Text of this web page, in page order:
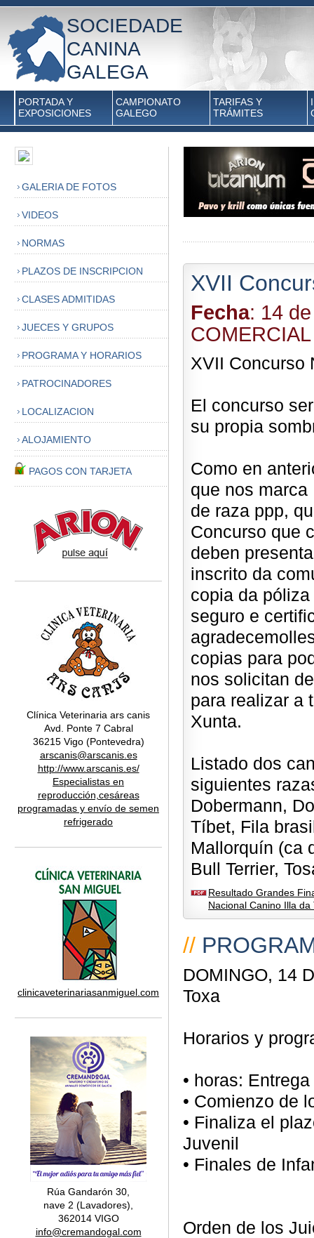
SOCIEDADE
CANINA
GALEGA
PORTADA Y
EXPOSICIONES
CAMPIONATO
GALEGO
TARIFAS Y
TRÁMITES
GALERIA DE FOTOS
VIDEOS
NORMAS
PLAZOS DE INSCRIPCION
CLASES ADMITIDAS
JUECES Y GRUPOS
PROGRAMA Y HORARIOS
PATROCINADORES
LOCALIZACION
ALOJAMIENTO
PAGOS CON TARJETA
Clínica Veterinaria ars canis
Avd. Ponte 7 Cabral
36215 Vigo (Pontevedra)
arscanis@arscanis.es
http://www.arscanis.es/
Especialistas en
reproducción,cesáreas
programadas y envío de semen
refrigerado
clinicaveterinariasanmiguel.com
Rúa Gandarón 30,
nave 2 (Lavadores),
362014 VIGO
info@cremandogal.com
XVII
Fecha: 14
XVII Concurso
El concurso
su propia
Como en
que nos
de raza ppp,
Concurso que
deben
inscrito da
copia da
seguro e
copias para
nos solicitan
para realizar a
Xunta.
Listado dos
siguientes
Dobermann,
Tíbet, Fila
Mallorquín (ca
Bull Terrier,
Resultado Grandes
Nacional Canino Illa da
//
DOMINGO, 14
Toxa
Horarios y
• horas:
• Comienzo de
• Finaliza el
Juvenil
• Finales de
Orden de los